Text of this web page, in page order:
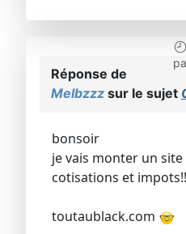
Réponse de
Melbzzz sur le sujet
bonsoir
je vais monter un
cotisations et
toutaublack.com